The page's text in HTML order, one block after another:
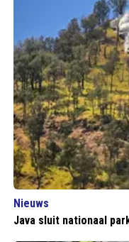
Nieuws
Java sluit nationaal